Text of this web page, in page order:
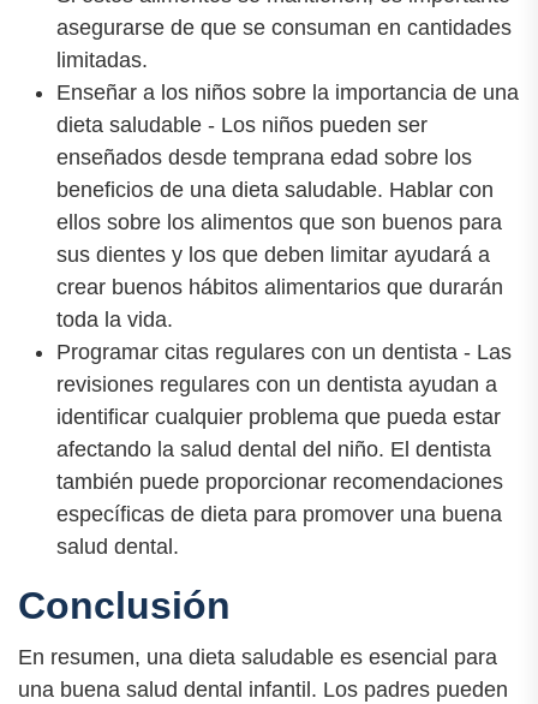
asegurarse de que se consuman en cantidades
limitadas.
Enseñar a los niños sobre la importancia de una
dieta saludable - Los niños pueden ser
enseñados desde temprana edad sobre los
beneficios de una dieta saludable. Hablar con
ellos sobre los alimentos que son buenos para
sus dientes y los que deben limitar ayudará a
crear buenos hábitos alimentarios que durarán
toda la vida.
Programar citas regulares con un dentista - Las
revisiones regulares con un dentista ayudan a
identificar cualquier problema que pueda estar
afectando la salud dental del niño. El dentista
también puede proporcionar recomendaciones
específicas de dieta para promover una buena
salud dental.
Conclusión
En resumen, una dieta saludable es esencial para
una buena salud dental infantil. Los padres pueden